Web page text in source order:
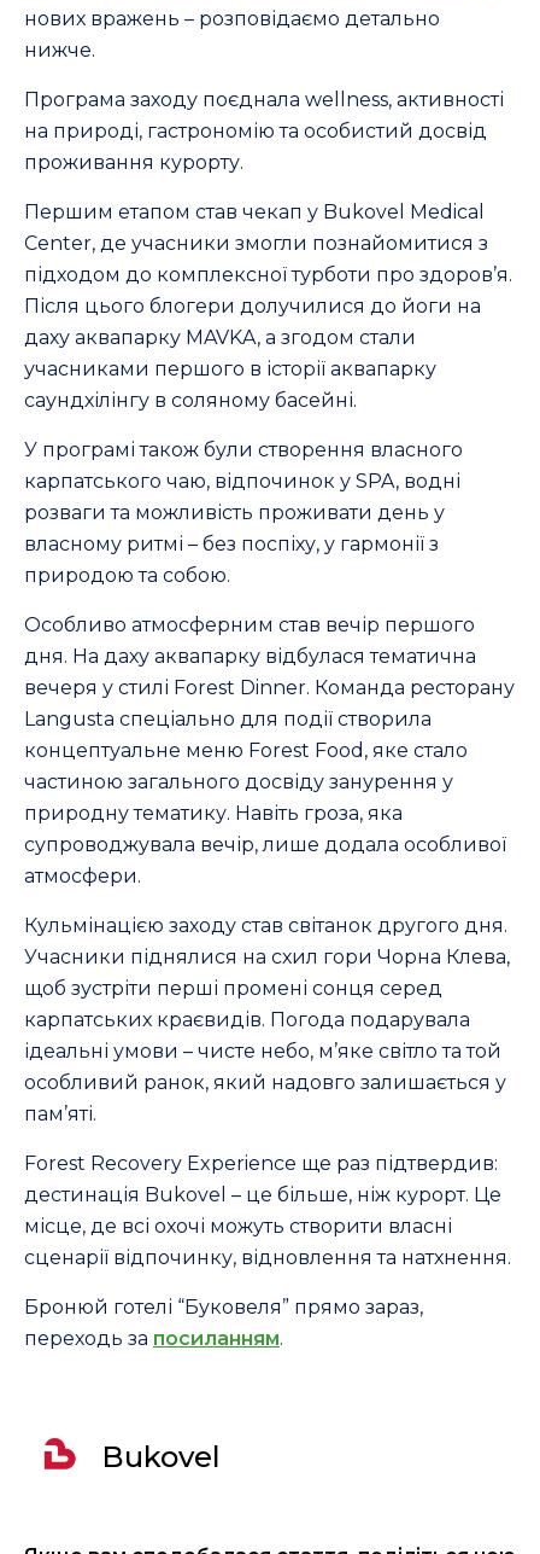
нових вражень – розповідаємо детально
нижче.
Програма заходу поєднала wellness, активності
на природі, гастрономію та особистий досвід
проживання курорту.
Першим етапом став чекап у Bukovel Medical
Center, де учасники змогли познайомитися з
підходом до комплексної турботи про здоров’я.
Після цього блогери долучилися до йоги на
даху аквапарку MAVKA, а згодом стали
учасниками першого в історії аквапарку
саундхілінгу в соляному басейні.
У програмі також були створення власного
карпатського чаю, відпочинок у SPA, водні
розваги та можливість проживати день у
власному ритмі – без поспіху, у гармонії з
природою та собою.
Особливо атмосферним став вечір першого
дня. На даху аквапарку відбулася тематична
вечеря у стилі Forest Dinner. Команда ресторану
Langusta спеціально для події створила
концептуальне меню Forest Food, яке стало
частиною загального досвіду занурення у
природну тематику. Навіть гроза, яка
супроводжувала вечір, лише додала особливої
атмосфери.
Кульмінацією заходу став світанок другого дня.
Учасники піднялися на схил гори Чорна Клева,
щоб зустріти перші промені сонця серед
карпатських краєвидів. Погода подарувала
ідеальні умови – чисте небо, м’яке світло та той
особливий ранок, який надовго залишається у
пам’яті.
Forest Recovery Experience ще раз підтвердив:
дестинація Bukovel – це більше, ніж курорт. Це
місце, де всі охочі можуть створити власні
сценарії відпочинку, відновлення та натхнення.
Бронюй готелі “Буковеля” прямо зараз,
переходь за посиланням.
Bukovel